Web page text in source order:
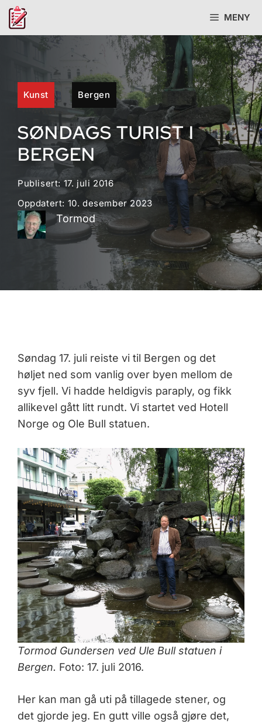
Hopp
MENY
Kunst Bergen
SØNDAGS TURIST I
BERGEN
Publisert: 17. juli 2016
Oppdatert: 10. desember 2023
Tormod
Søndag 17. juli reiste vi til Bergen og det
høljet ned som vanlig over byen mellom de
syv fjell. Vi hadde heldigvis paraply, og fikk
allikevel gått litt rundt. Vi startet ved Hotell
Norge og Ole Bull statuen.
Tormod Gundersen ved Ule Bull statuen i
Bergen. Foto: 17. juli 2016.
Her kan man gå uti på tillagede stener, og
det gjorde jeg. En gutt ville også gjøre det,